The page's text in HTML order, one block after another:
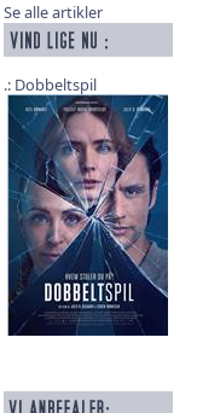
Se alle artikler
Dobbeltspil